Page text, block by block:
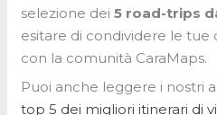
selezione dei5 road-trips
esitare di condividere le tue
con la comunità CaraMaps.
Puoi anche leggere i nostri
top 5 dei migliori itinerari di